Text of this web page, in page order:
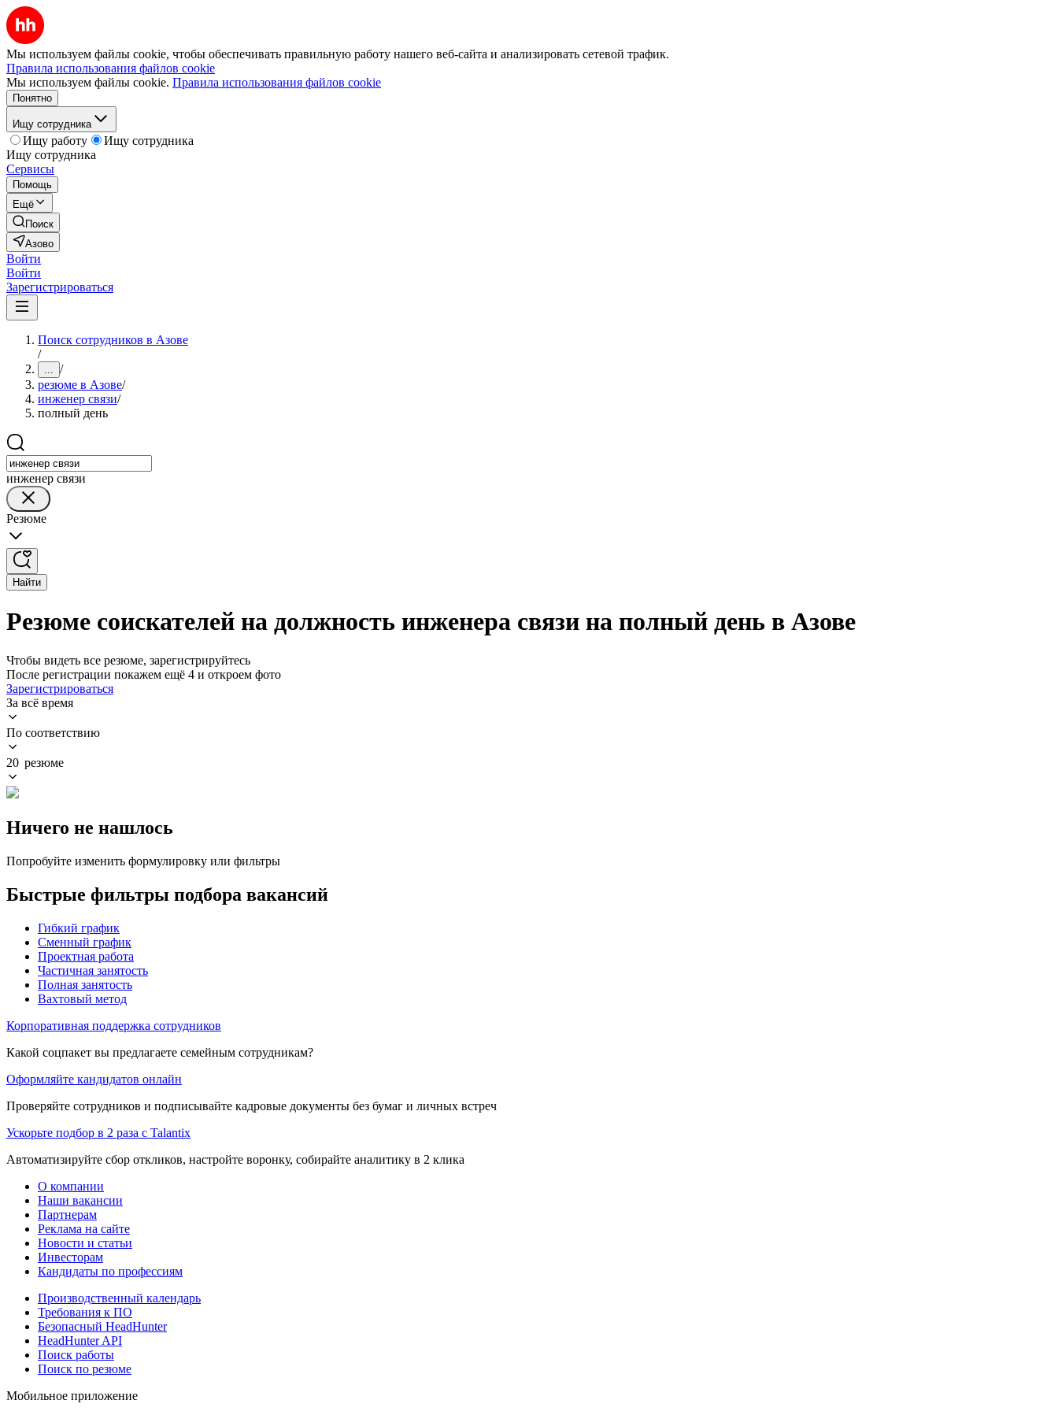
Мы используем файлы cookie, чтобы обеспечивать правильную работу нашего веб-сайта и анализировать сетевой трафик.
Правила использования файлов cookie
Мы используем файлы cookie. Правила использования файлов cookie
Понятно
Ищу сотрудника
Ищу работу
Ищу сотрудника
Ищу сотрудника
Сервисы
Помощь
Ещё
Поиск
Азово
Войти
Войти
Зарегистрироваться
Поиск сотрудников в Азове
/
... /
резюме в Азове/
инженер связи/
полный день
инженер связи
Резюме
Найти
Резюме соискателей на должность инженера связи на полный день в Азове
Чтобы видеть все резюме, зарегистрируйтесь
После регистрации покажем ещё 4 и откроем фото
Зарегистрироваться
За всё время
По соответствию
20 резюме
Ничего не нашлось
Попробуйте изменить формулировку или фильтры
Быстрые фильтры подбора вакансий
Гибкий график
Сменный график
Проектная работа
Частичная занятость
Полная занятость
Вахтовый метод
Корпоративная поддержка сотрудников
Какой соцпакет вы предлагаете семейным сотрудникам?
Оформляйте кандидатов онлайн
Проверяйте сотрудников и подписывайте кадровые документы без бумаг и личных встреч
Ускорьте подбор в 2 раза с Talantix
Автоматизируйте сбор откликов, настройте воронку, собирайте аналитику в 2 клика
О компании
Наши вакансии
Партнерам
Реклама на сайте
Новости и статьи
Инвесторам
Кандидаты по профессиям
Производственный календарь
Требования к ПО
Безопасный HeadHunter
HeadHunter API
Поиск работы
Поиск по резюме
Мобильное приложение